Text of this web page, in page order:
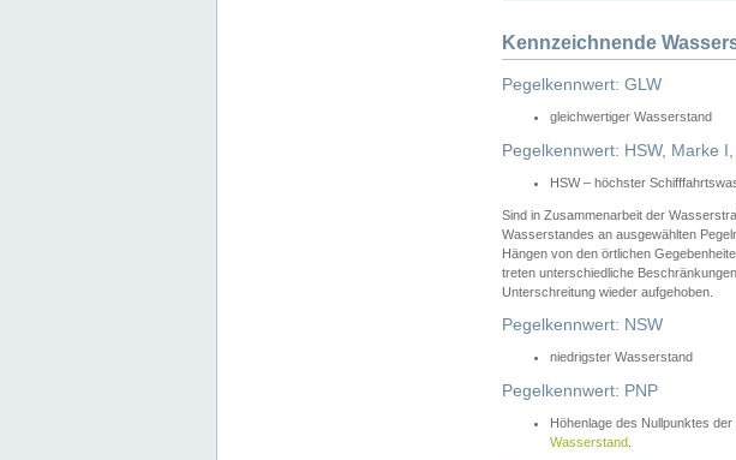
Kennzeichnende
Pegelkennwert: GLW
gleichwertiger Wasserstand
Pegelkennwert: HSW, Marke
HSW – höchster
Sind in Zusammenarbeit der
Wasserstandes an ausgewählten
Hängen von den örtlichen
treten unterschiedliche
Unterschreitung wieder aufgehoben.
Pegelkennwert: NSW
niedrigster Wasserstand
Pegelkennwert: PNP
Höhenlage des Nullpunktes
Wasserstand